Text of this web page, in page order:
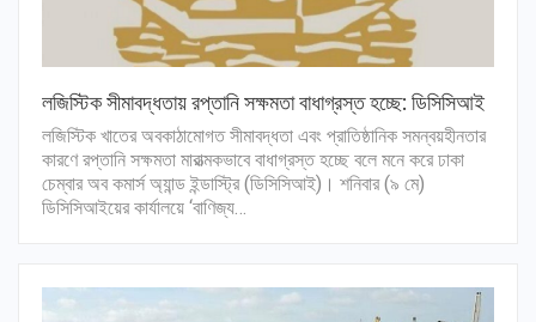
লজিস্টিক সীমাবদ্ধতায় রপ্তানি সক্ষমতা বাধাগ্রস্ত হচ্ছে: ডিসিসিআই
লজিস্টিক খাতের অবকাঠামোগত সীমাবদ্ধতা এবং প্রাতিষ্ঠানিক সমন্বয়হীনতার
কারণে রপ্তানি সক্ষমতা মারাত্মকভাবে বাধাগ্রস্ত হচ্ছে বলে মনে করে ঢাকা
চেম্বার অব কমার্স অ্যান্ড ইন্ডাস্ট্রি (ডিসিসিআই)। শনিবার (৯ মে)
ডিসিসিআইয়ের কার্যালয়ে ‘বাণিজ্য…